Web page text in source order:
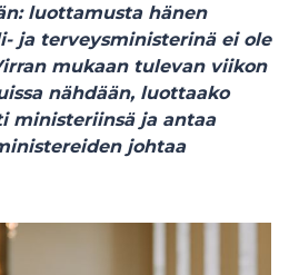
luottamusta hänen
ja terveysministerinä ei ole
mukaan tulevan viikon
nähdään, luottaako
ministeriinsä ja antaa
johtaa